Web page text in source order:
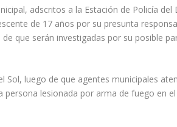
adscritos a la Estación de Policía del
de 17 años por su presunta
que serán investigadas por su posible
Sol, luego de que agentes municipales
lesionada por arma de fuego en